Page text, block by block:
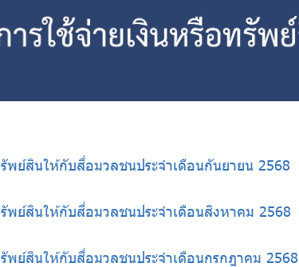
รัพย์สินให้กับสื่อมวลชนประจำเดือนกันยายน 2568
รัพย์สินให้กับสื่อมวลชนประจำเดือนสิงหาคม 2568
รัพย์สินให้กับสื่อมวลชนประจำเดือนกรกฎาคม 2568